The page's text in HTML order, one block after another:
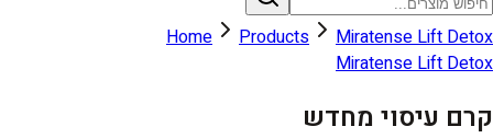
Home Products
Miratense Lift Detox
Miratense Lift Detox
קרם עיסוי מחדש